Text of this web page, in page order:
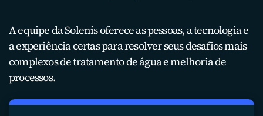
A equipe da Solenis oferece as pessoas, a tecnologia e
a experiência certas para resolver seus desafios mais
complexos de tratamento de água e melhoria de
processos.